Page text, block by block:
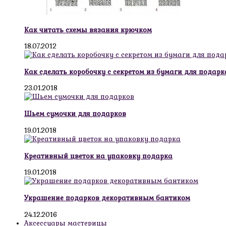
Как читать схемы вязания крючком
18.07.2012
Как сделать коробочку с секретом из бумаги для
23.01.2018
Шьем сумочки для подарков
19.01.2018
Креативный цветок на упаковку подарка
19.01.2018
Украшение подарков декоративным бантиком
24.12.2016
Аксессуары мастерицы